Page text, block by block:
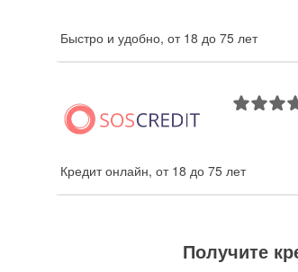
Быстро и удобно, от 18 до 75 лет
Кредит онлайн, от 18 до 75 лет
Получите